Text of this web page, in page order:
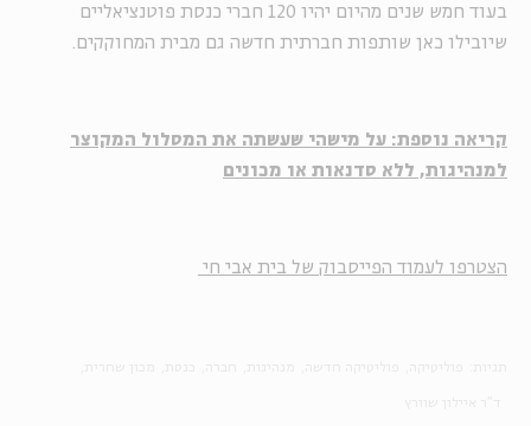
בעוד חמש שנים מהיום יהיו 120 חברי כנסת פוטנציאליים
שיובילו כאן שותפות חברתית חדשה גם מבית המחוקקים.
קריאה נוספת: על מישהי שעשתה את המסלול המקוצר
למנהיגות, ללא סדנאות או מכונים
הצטרפו לעמוד הפייסבוק של בית אבי חי